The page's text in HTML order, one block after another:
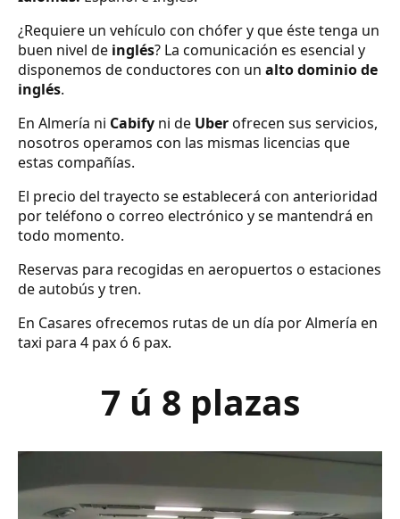
¿Requiere un vehículo con chófer y que éste tenga un
buen nivel de inglés? La comunicación es esencial y
disponemos de conductores con un alto dominio de
inglés.
En Almería ni Cabify ni de Uberofrecen sus servicios,
nosotros operamos con las mismas licencias que
estas compañías.
El precio del trayecto se establecerá con anterioridad
por teléfono o correo electrónico y se mantendrá en
todo momento.
Reservas para recogidas en aeropuertos o estaciones
de autobús y tren.
En Casares ofrecemos rutas de un día por Almería en
taxi para 4 pax ó 6 pax.
7 ú 8 plazas